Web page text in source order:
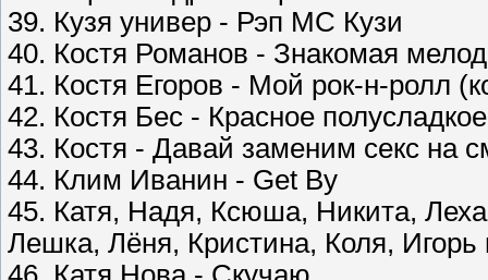
39. Кузя универ - Рэп MC Кузи
40. Костя Романов - Знакомая
41. Костя Егоров - Мой рок-н-ролл
42. Костя Бес - Красное
43. Костя - Давай заменим секс на
44. Клим Иванин - Get By
45. Катя, Надя, Ксюша, Никита,
Лешка, Лёня, Кристина, Коля,